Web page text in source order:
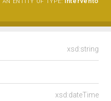
xsd:string
xsd:dateTime